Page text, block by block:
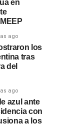
en
ago
los
tras
del
ago
azul ante
con
a los